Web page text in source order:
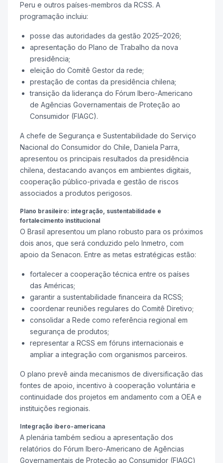
Peru e outros países-membros da RCSS. A
programação incluiu:
posse das autoridades da gestão 2025–2026;
apresentação do Plano de Trabalho da nova
presidência;
eleição do Comitê Gestor da rede;
prestação de contas da presidência chilena;
transição da liderança do Fórum Ibero-Americano
de Agências Governamentais de Proteção ao
Consumidor (FIAGC).
A chefe de Segurança e Sustentabilidade do Serviço
Nacional do Consumidor do Chile, Daniela Parra,
apresentou os principais resultados da presidência
chilena, destacando avanços em ambientes digitais,
cooperação público-privada e gestão de riscos
associados a produtos perigosos.
Plano brasileiro: integração, sustentabilidade e
fortalecimento institucional
O Brasil apresentou um plano robusto para os próximos
dois anos, que será conduzido pelo Inmetro, com
apoio da Senacon. Entre as metas estratégicas estão:
fortalecer a cooperação técnica entre os países
das Américas;
garantir a sustentabilidade financeira da RCSS;
coordenar reuniões regulares do Comitê Diretivo;
consolidar a Rede como referência regional em
segurança de produtos;
representar a RCSS em fóruns internacionais e
ampliar a integração com organismos parceiros.
O plano prevê ainda mecanismos de diversificação das
fontes de apoio, incentivo à cooperação voluntária e
continuidade dos projetos em andamento com a OEA e
instituições regionais.
Integração ibero-americana
A plenária também sediou a apresentação dos
relatórios do Fórum Ibero-Americano de Agências
Governamentais de Proteção ao Consumidor (FIAGC)